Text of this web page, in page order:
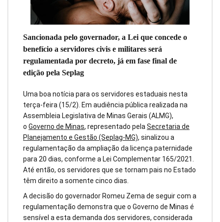
Sancionada pelo governador, a Lei que concede o
benefício a servidores civis e militares será
regulamentada por decreto, já em fase final de
edição pela Seplag
Uma boa notícia para os servidores estaduais nesta
terça-feira (15/2). Em audiência pública realizada na
Assembleia Legislativa de Minas Gerais (ALMG),
o Governo de Minas, representado pelaSecretaria de
Planejamento e Gestão (Seplag-MG), sinalizou a
regulamentação da ampliação da licença paternidade
para 20 dias, conforme a Lei Complementar 165/2021.
Até então, os servidores que se tornam pais no Estado
têm direito a somente cinco dias.
A decisão do governador Romeu Zema de seguir com a
regulamentação demonstra que o Governo de Minas é
sensível a esta demanda dos servidores, considerada